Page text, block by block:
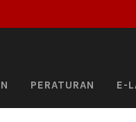
PERATURAN E-